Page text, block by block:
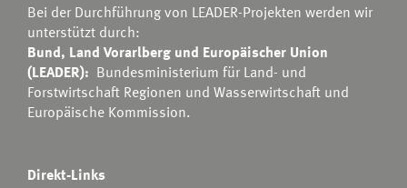
Bei der Durchführung von LEADER-Projekten werden wir
unterstützt durch:
Bund, Land Vorarlberg und Europäischer Union
(LEADER): Bundesministerium für Land- und
Forstwirtschaft Regionen und Wasserwirtschaft und
Europäische Kommission.
Direkt-Links